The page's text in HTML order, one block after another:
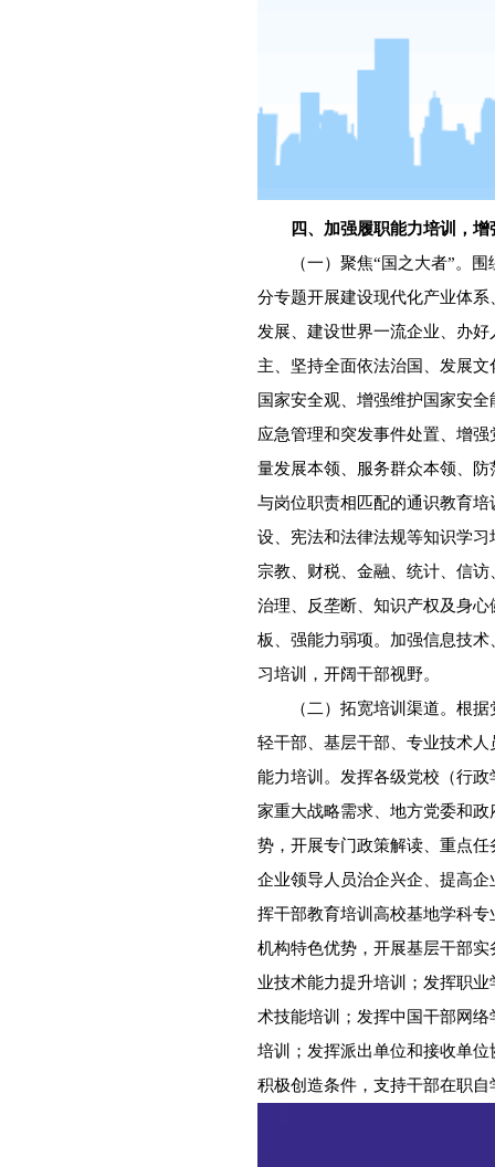
四、加强履职能力培训，
（一）聚焦“国之大者”。围
分专题开展建设现代化产业体
发展、建设世界一流企业、办
主、坚持全面依法治国、发展
国家安全观、增强维护国家安
应急管理和突发事件处置、增
量发展本领、服务群众本领、
与岗位职责相匹配的通识教育
设、宪法和法律法规等知识学
宗教、财税、金融、统计、信
治理、反垄断、知识产权及身
板、强能力弱项。加强信息技
习培训，开阔干部视野。
（二）拓宽培训渠道。根据
轻干部、基层干部、专业技术
能力培训。发挥各级党校（行
家重大战略需求、地方党委和
势，开展专门政策解读、重点
企业领导人员治企兴企、提高
挥干部教育培训高校基地学科
机构特色优势，开展基层干部
业技术能力提升培训；发挥职
术技能培训；发挥中国干部网
培训；发挥派出单位和接收单
积极创造条件，支持干部在职